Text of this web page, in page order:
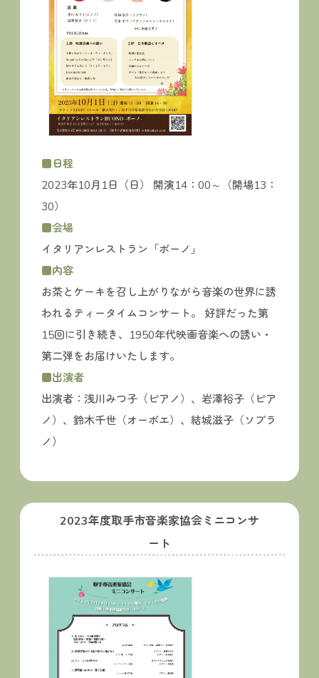
■日程
2023年10月1日（日） 開演14：00～（開場13：
30）
■会場
イタリアンレストラン「ボーノ」
■内容
お茶とケーキを召し上がりながら音楽の世界に誘
われるティータイムコンサート。 好評だった第
15回に引き続き、1950年代映画音楽への誘い・
第二弾をお届けいたします。
■出演者
出演者：浅川みつ子（ピアノ）、岩澤裕子（ピア
ノ）、鈴木千世（オーボエ）、結城滋子（ソプラ
ノ）
2023年度取手市音楽家協会ミニコンサ
ート